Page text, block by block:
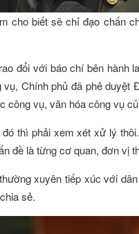
cho biết sẽ chỉ đạo chấn
đổi với báo chí bên hành
Chính phủ đã phê
công vụ, văn hóa công vụ
thì phải xem xét xử lý
đề là từng cơ quan, đơn vị
xuyên tiếp xúc với
sẻ.